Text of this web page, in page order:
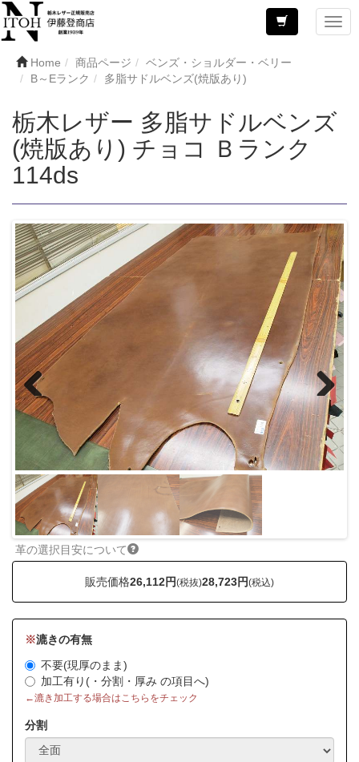
Home 商品ページ
ベンズ・ショルダー・ベリー
B～Eランク
多脂サドルベンズ(焼版あり)
栃木レザー 多脂サドルベンズ
(焼版あり) チョコ Ｂランク
114ds
革の選択目安について
Previous Next
販売価格26,112円(税抜)28,723円(税込)
※漉きの有無
不要(現厚のまま)
加工有り(・分割・厚み の項目へ)
←漉き加工する場合はこちらをチェック
分割